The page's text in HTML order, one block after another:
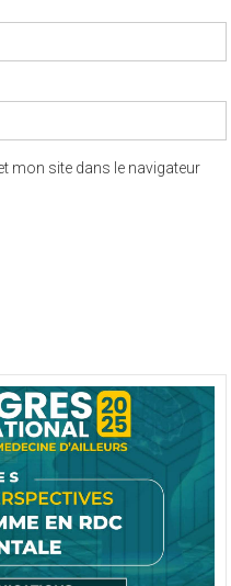
mon site dans le navigateur